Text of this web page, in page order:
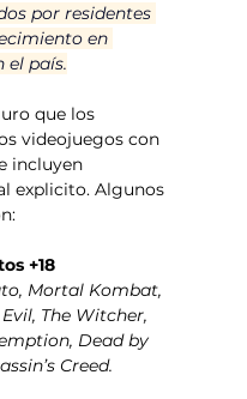
por residentes
en
el país.
que los
videojuegos con
incluyen
explicito. Algunos
+18
Mortal Kombat,
The Witcher,
Dead by
Creed.